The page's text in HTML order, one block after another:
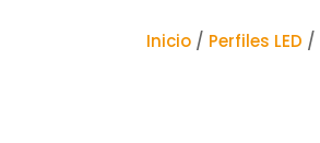
Inicio / Perfiles LED /